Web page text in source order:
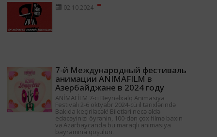
02.10.2024
7-й Международный фестиваль
анимации ANIMAFILM в
Азербайджане в 2024 году
ANİMAFİLM 7-ci Beynəlxalq Animasiya
Festivalı 2-6 oktyabr 2024-cü il tarixlərində
Bakıda keçiriləcək! Biletləri necə əldə
edəcəyinizi öyrənin, 100-dən çox filmə baxın
və Azərbaycanda bu maraqlı animasiya
bayramına qoşulun.